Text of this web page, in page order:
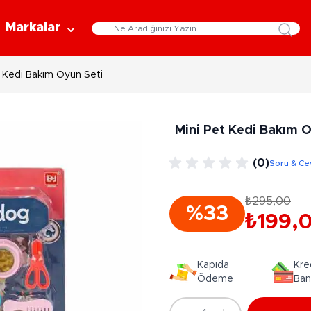
Eğitici Oyuncaklar
Müzik Aletleri
Oyunlar
Arkadaş - Aile Kutu Oyunları
Çocuk Kutu Oyunları
Eğitici Oyunlar
Et Bebekler
Fonksiyonlu Bebekler
Oyuncak Bebek Aksesuarları
Oyuncak Bebek Setleri
Aksesuar
6-9 Yaş
Markalar
Kedi Bakım Oyun Seti
Mini Pet Kedi Bakım
(0)Soru &
%33
₺295,00
Kapıda
Ödeme